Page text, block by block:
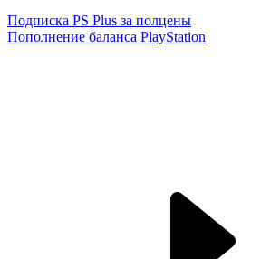
Подписка PS Plus за полцены
Пополнение баланса PlayStation